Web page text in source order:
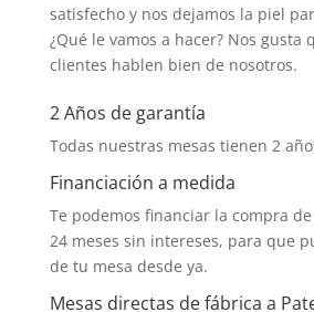
satisfecho y nos dejamos la piel
¿Qué le vamos a hacer? Nos gusta
clientes hablen bien de nosotros.
2 Años de garantía
Todas nuestras mesas tienen 2
Financiación a medida
Te podemos financiar la compra
24 meses sin intereses, para que
de tu mesa desde ya.
Mesas directas de fábrica a